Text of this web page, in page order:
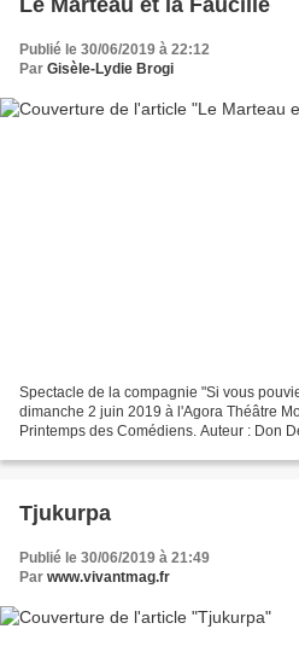
Le Marteau et la Faucille
Publié le 30/06/2019 à 22:12
Par Gisèle-Lydie Brogi
Spectacle de la compagnie "Si vous
dimanche 2 juin 2019 à l'Agora Théâtre
Printemps des Comédiens. Auteur : Don
Tjukurpa
Publié le 30/06/2019 à 21:49
Par www.vivantmag.fr